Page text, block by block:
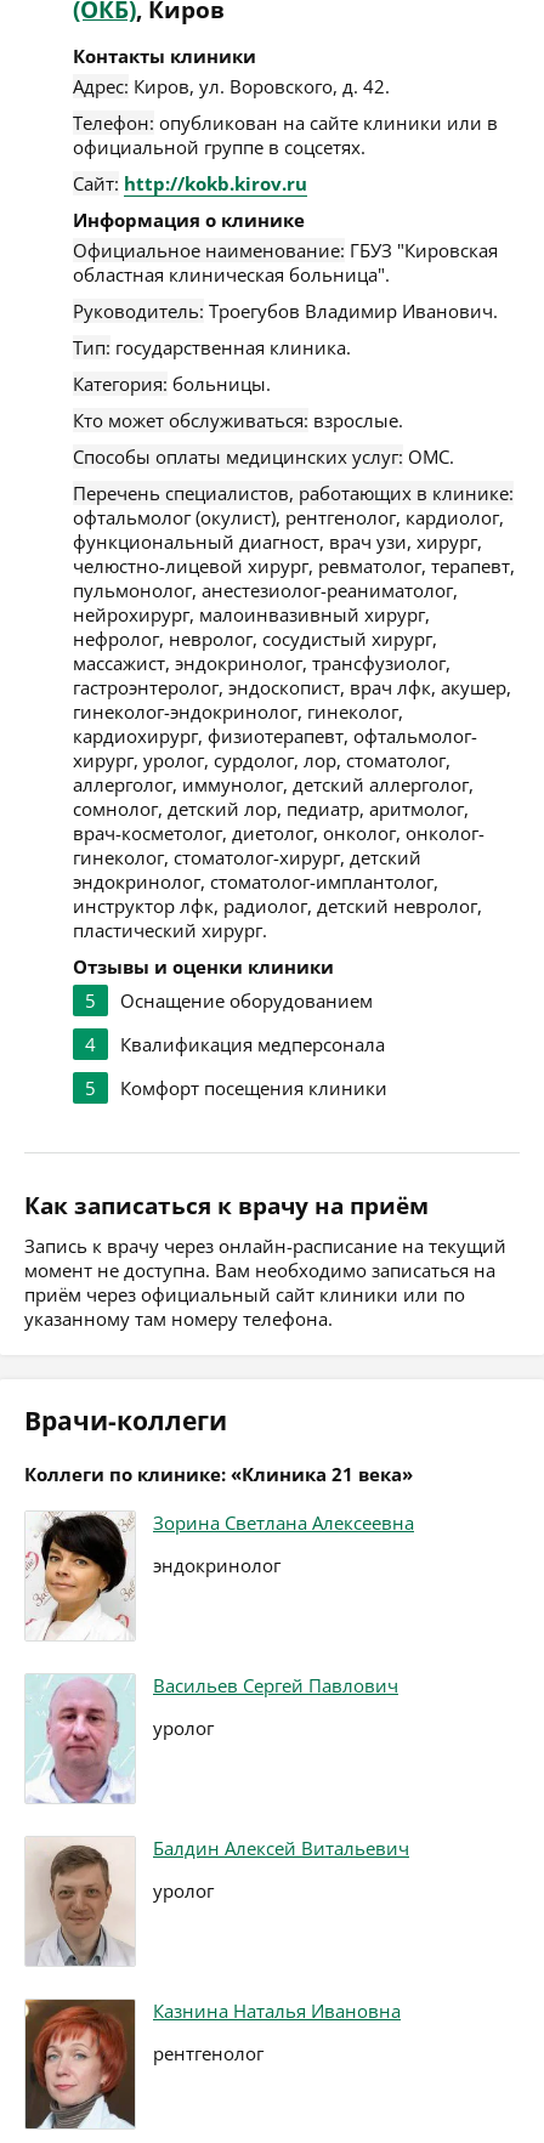
(ОКБ), Киров
Контакты клиники
Адрес: Киров, ул. Воровского, д. 42.
Телефон: опубликован на сайте клиники или в
официальной группе в соцсетях.
Сайт: http://kokb.kirov.ru
Информация о клинике
Официальное наименование: ГБУЗ "Кировская
областная клиническая больница".
Руководитель: Троегубов Владимир Иванович.
Тип: государственная клиника.
Категория: больницы.
Кто может обслуживаться: взрослые.
Способы оплаты медицинских услуг: ОМС.
Перечень специалистов, работающих в клинике:
офтальмолог (окулист), рентгенолог, кардиолог,
функциональный диагност, врач узи, хирург,
челюстно-лицевой хирург, ревматолог, терапевт,
пульмонолог, анестезиолог-реаниматолог,
нейрохирург, малоинвазивный хирург,
нефролог, невролог, сосудистый хирург,
массажист, эндокринолог, трансфузиолог,
гастроэнтеролог, эндоскопист, врач лфк, акушер,
гинеколог-эндокринолог, гинеколог,
кардиохирург, физиотерапевт, офтальмолог-
хирург, уролог, сурдолог, лор, стоматолог,
аллерголог, иммунолог, детский аллерголог,
сомнолог, детский лор, педиатр, аритмолог,
врач-косметолог, диетолог, онколог, онколог-
гинеколог, стоматолог-хирург, детский
эндокринолог, стоматолог-имплантолог,
инструктор лфк, радиолог, детский невролог,
пластический хирург.
Отзывы и оценки клиники
5
Оснащение оборудованием
4
Квалификация медперсонала
5
Комфорт посещения клиники
Как записаться к врачу на приём
Запись к врачу через онлайн-расписание на текущий
момент не доступна. Вам необходимо записаться на
приём через официальный сайт клиники или по
указанному там номеру телефона.
Врачи-коллеги
Коллеги по клинике: «Клиника 21 века»
Зорина Светлана Алексеевна
эндокринолог
Васильев Сергей Павлович
уролог
Балдин Алексей Витальевич
уролог
Казнина Наталья Ивановна
рентгенолог